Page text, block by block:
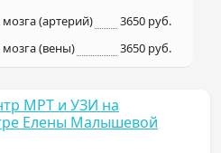
(артерий)
3650 руб.
(вены)
3650 руб.
МРТ и УЗИ на
Елены Малышевой